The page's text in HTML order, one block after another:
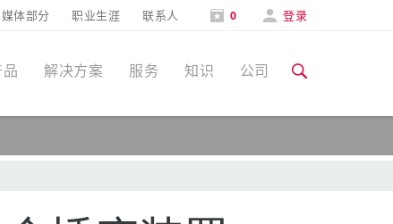
媒体部分 职业生涯 联系人 0 登录
品 解决方案 服务 知识 公司